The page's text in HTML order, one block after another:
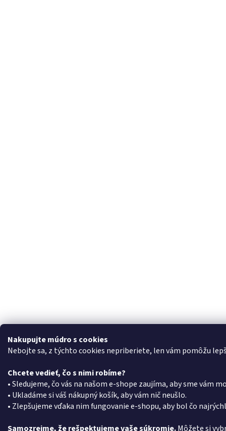
Nakupujte múdro s cookies
Nebojte sa, z týchto cookies nepriberiete, len vám pomôžu
Chcete vedieť, čo s nimi robíme?
• Sledujeme, čo vás na našom e-shope zaujíma, aby sme vám
• Ukladáme si váš nákupný košík, aby vám nič neušlo.
• Zlepšujeme vďaka nim fungovanie e-shopu, aby bol čo
Samozrejme, že rešpektujeme vaše súkromie.Môžete si